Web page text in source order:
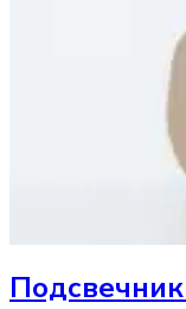
Подсвечник